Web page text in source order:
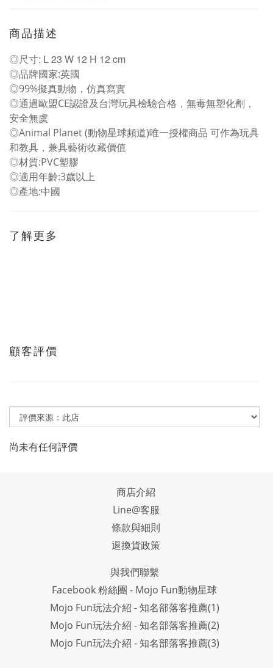
商品描述
◎尺寸: L 23 W 12 H 12 cm
◎品牌國家:英國
◎99%擬真動物，仿真寫實
◎通過歐盟CE認證及台灣玩具檢驗合格，無毒無塑化劑，
安全無虞
◎Animal Planet (動物星球頻道)唯一授權商品 可作為玩具
和教具，兼具藝術收藏價值
◎材質:PVC塑膠
◎適用年齡:3歲以上
◎產地:中國
了解更多
顧客評價
尚未有任何評價
商店介紹
Line@客服
條款與細則
退換貨政策
與我們聯繫
Facebook 粉絲團 - Mojo Fun動物星球
Mojo Fun玩法介紹 - 知名部落客推薦(1)
Mojo Fun玩法介紹 - 知名部落客推薦(2)
Mojo Fun玩法介紹 - 知名部落客推薦(3)